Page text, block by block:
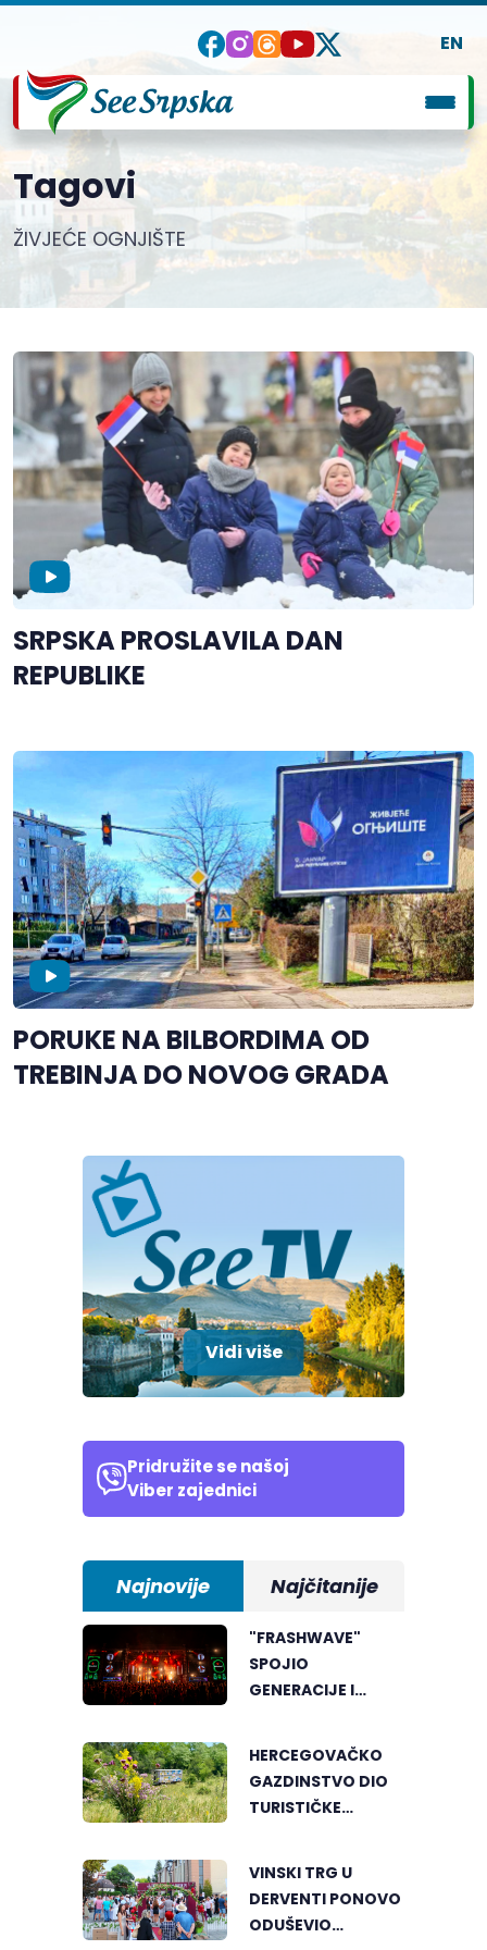
EN
Tagovi
ŽIVJEĆE OGNJIŠTE
SRPSKA PROSLAVILA DAN
REPUBLIKE
PORUKE NA BILBORDIMA OD
TREBINJA DO NOVOG GRADA
Vidi više
Pridružite se našoj
Viber zajednici
Najnovije Najčitanije
"FRASHWAVE"
SPOJIO
GENERACIJE I
MALO GDJE NALAZI
HERCEGOVAČKO
GAZDINSTVO DIO
TURISTIČKE
GEOGRAFIJE
VINSKI TRG U
DERVENTI PONOVO
ODUŠEVIO